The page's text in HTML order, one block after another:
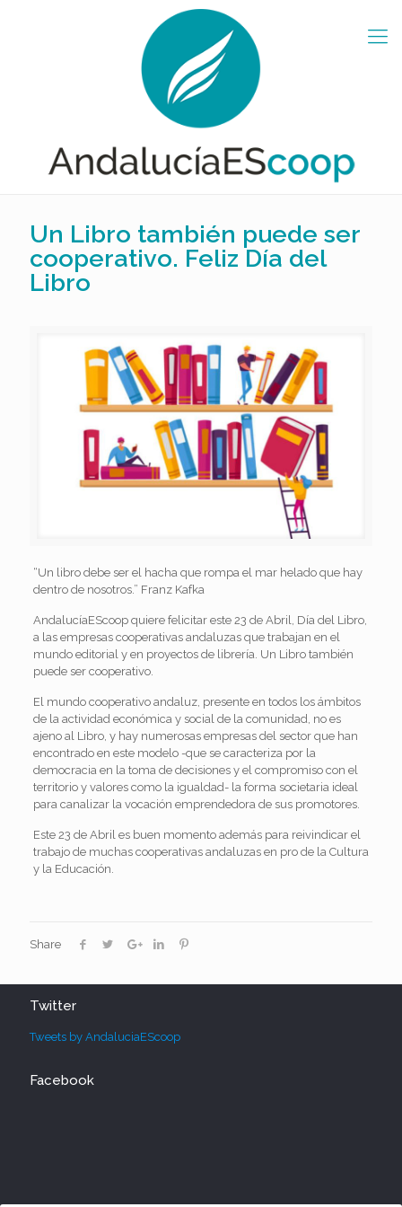
Un Libro también puede ser
cooperativo. Feliz Día del
Libro
“Un libro debe ser el hacha que rompa el mar helado que hay
dentro de nosotros.” Franz Kafka
AndalucíaEScoop quiere felicitar este 23 de Abril, Día del Libro,
a las empresas cooperativas andaluzas que trabajan en el
mundo editorial y en proyectos de librería. Un Libro también
puede ser cooperativo.
El mundo cooperativo andaluz, presente en todos los ámbitos
de la actividad económica y social de la comunidad, no es
ajeno al Libro, y hay numerosas empresas del sector que han
encontrado en este modelo -que se caracteriza por la
democracia en la toma de decisiones y el compromiso con el
territorio y valores como la igualdad- la forma societaria ideal
para canalizar la vocación emprendedora de sus promotores.
Este 23 de Abril es buen momento además para reivindicar el
trabajo de muchas cooperativas andaluzas en pro de la Cultura
y la Educación.
Share
Twitter
Tweets by AndaluciaEScoop
Facebook